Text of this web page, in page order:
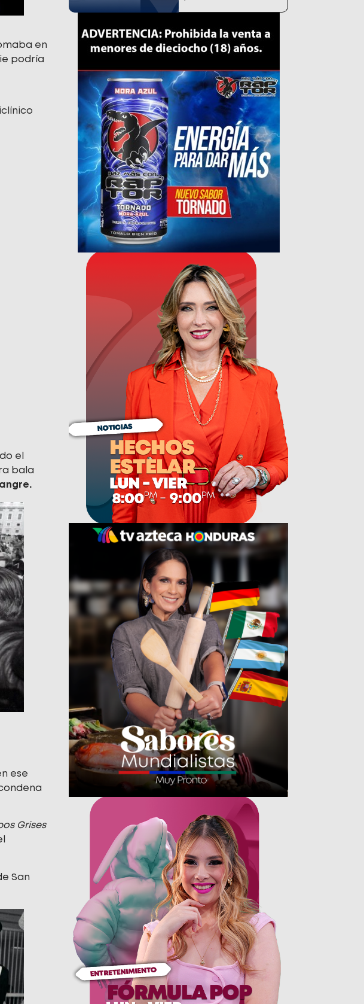
en
podría
el
bala
ese
Grises
San